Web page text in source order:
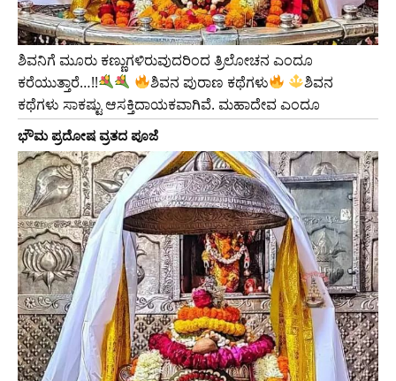
ಶಿವನಿಗೆ ಮೂರು ಕಣ್ಣುಗಳಿರುವುದರಿಂದ ತ್ರಿಲೋಚನ ಎಂದೂ
ಕರೆಯುತ್ತಾರೆ…!!
ಶಿವನ ಪುರಾಣ ಕಥೆಗಳು
ಶಿವನ
ಕಥೆಗಳು ಸಾಕಷ್ಟು ಆಸಕ್ತಿದಾಯಕವಾಗಿವೆ. ಮಹಾದೇವ ಎಂದೂ
ಭೌಮ ಪ್ರದೋಷ ವ್ರತದ ಪೂಜೆ